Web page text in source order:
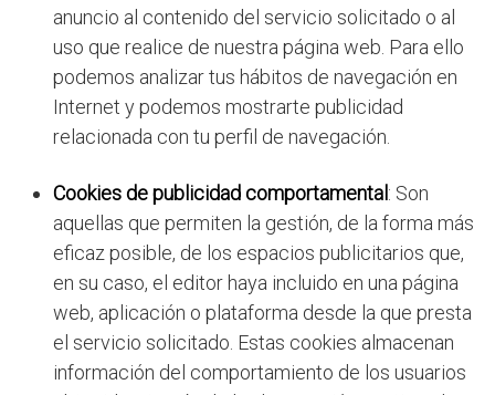
anuncio al contenido del servicio solicitado o al
uso que realice de nuestra página web. Para ello
podemos analizar tus hábitos de navegación en
Internet y podemos mostrarte publicidad
relacionada con tu perfil de navegación.
Cookies de publicidad comportamental: Son
aquellas que permiten la gestión, de la forma más
eficaz posible, de los espacios publicitarios que,
en su caso, el editor haya incluido en una página
web, aplicación o plataforma desde la que presta
el servicio solicitado. Estas cookies almacenan
información del comportamiento de los usuarios